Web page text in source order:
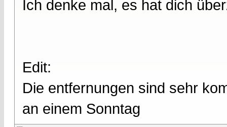
Ich denke mal, es hat dich
Edit:
Die entfernungen sind sehr
an einem Sonntag